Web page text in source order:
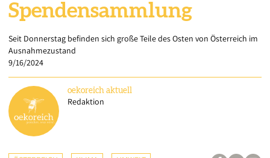
Spendensammlung
Seit Donnerstag befinden sich große Teile des Osten von Österreich im
Ausnahmezustand
9/16/2024
oekoreich aktuell
Redaktion